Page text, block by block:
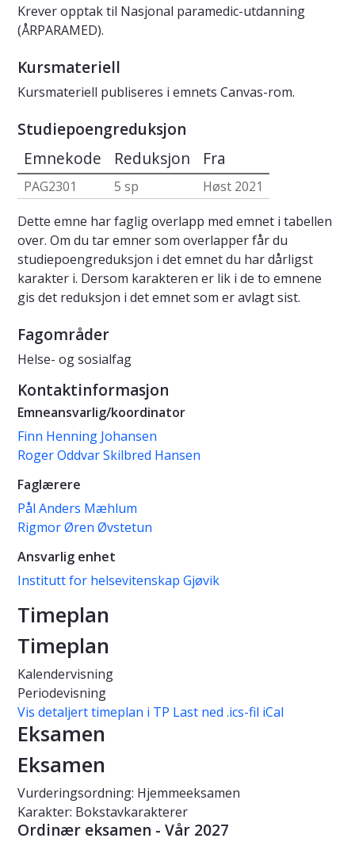
Krever opptak til Nasjonal paramedic-utdanning
(ÅRPARAMED).
Kursmateriell
Kursmateriell publiseres i emnets Canvas-rom.
Studiepoengreduksjon
Emnekode Reduksjon Fra
PAG2301 5 sp
Høst 2021
Dette emne har faglig overlapp med emnet i tabellen
over. Om du tar emner som overlapper får du
studiepoengreduksjon i det emnet du har dårligst
karakter i. Dersom karakteren er lik i de to emnene
gis det reduksjon i det emnet som er avlagt sist.
Fagområder
Helse- og sosialfag
Kontaktinformasjon
Emneansvarlig/koordinator
Finn Henning Johansen
Roger Oddvar Skilbred Hansen
Faglærere
Pål Anders Mæhlum
Rigmor Øren Øvstetun
Ansvarlig enhet
Institutt for helsevitenskap Gjøvik
Timeplan
Timeplan
Kalendervisning
Periodevisning
Vis detaljert timeplan i TP Last ned .ics-fil iCal
Eksamen
Eksamen
Vurderingsordning: Hjemmeeksamen
Karakter: Bokstavkarakterer
Ordinær eksamen - Vår 2027